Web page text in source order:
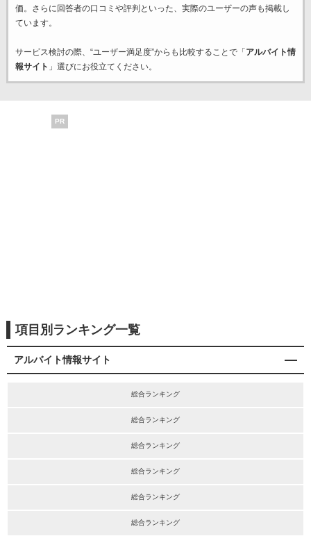
価。さらに回答者の口コミや評判といった、実際のユーザーの声も掲載し
ています。
サービス検討の際、“ユーザー満足度”からも比較することで「 アルバイト情
報サイト 」選びにお役立てください。
PR
項目別ランキング一覧
アルバイト情報サイト
総合ランキング
総合ランキング
総合ランキング
総合ランキング
総合ランキング
総合ランキング